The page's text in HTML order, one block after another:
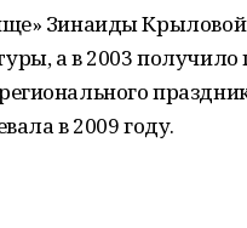
Зинаиды
а в 2003 получило
в 2009 году.